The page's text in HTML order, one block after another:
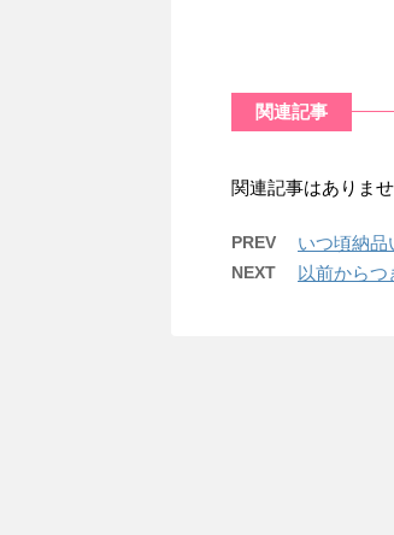
関連記事
関連記事はありま
PREV いつ頃納品
NEXT 以前から